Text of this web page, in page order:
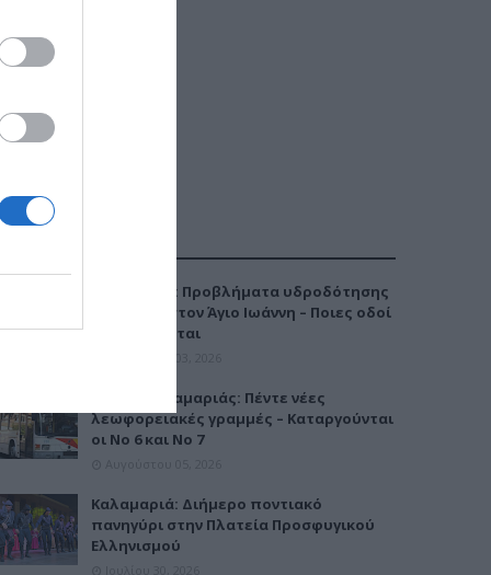
Καλαμαριά: Προβλήματα υδροδότησης
την Τρίτη στον Άγιο Ιωάννη – Ποιες οδοί
επηρεάζονται
Μετρό Καλαμαριάς: Πέντε νέες
λεωφορειακές γραμμές – Καταργούνται
οι Νο 6 και Νο 7
Καλαμαριά: Διήμερο ποντιακό
πανηγύρι στην Πλατεία Προσφυγικού
Ελληνισμού